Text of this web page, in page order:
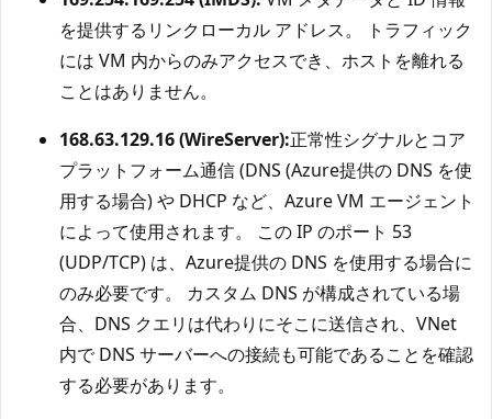
を提供するリンクローカル アドレス。 トラフィック
には VM 内からのみアクセスでき、ホストを離れる
ことはありません。
168.63.129.16 (WireServer):正常性シグナルとコア
プラットフォーム通信 (DNS (Azure提供の DNS を使
用する場合) や DHCP など、Azure VM エージェント
によって使用されます。 この IP のポート 53
(UDP/TCP) は、Azure提供の DNS を使用する場合に
のみ必要です。 カスタム DNS が構成されている場
合、DNS クエリは代わりにそこに送信され、VNet
内で DNS サーバーへの接続も可能であることを確認
する必要があります。